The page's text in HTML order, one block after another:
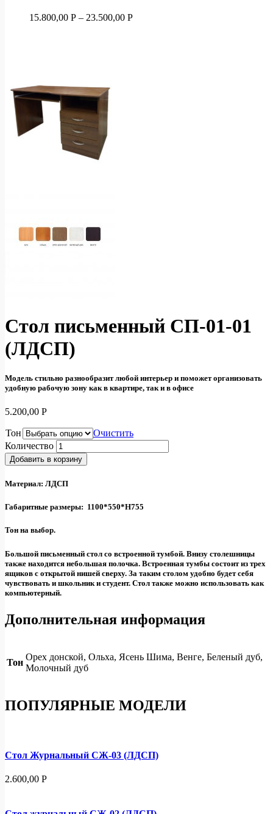
15.800,00 Р – 23.500,00 Р
Стол письменный СП-01-01
(ЛДСП)
Модель стильно разнообразит любой интерьер и поможет организовать
удобную рабочую зону как в квартире, так и в офисе
5.200,00 Р
Тон
Очистить
Количество
Добавить в корзину
Материал: ЛДСП
Габаритные размеры: 1100*550*Н755
Тон на выбор.
Большой письменный стол со встроенной тумбой. Внизу столешницы
также находится небольшая полочка. Встроенная тумбы состоит из трех
ящиков с открытой нишей сверху. За таким столом удобно будет себя
чувствовать и школьник и студент. Стол также можно использовать как
компьютерный.
Дополнительная информация
Тон
Орех донской, Ольха, Ясень Шима, Венге, Беленый дуб,
Молочный дуб
ПОПУЛЯРНЫЕ МОДЕЛИ
Стол Журнальный СЖ-03 (ЛДСП)
2.600,00 Р